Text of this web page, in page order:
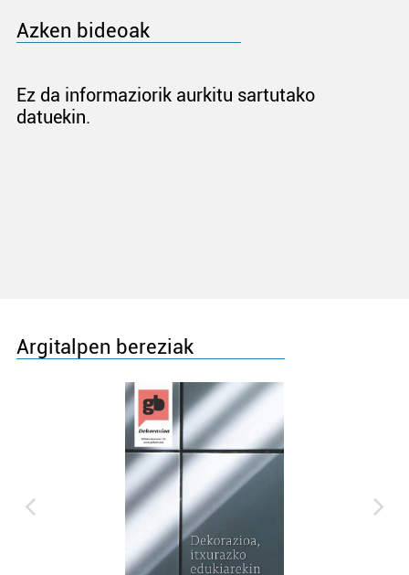
Azken bideoak
Ez da informaziorik aurkitu sartutako
datuekin.
Argitalpen bereziak